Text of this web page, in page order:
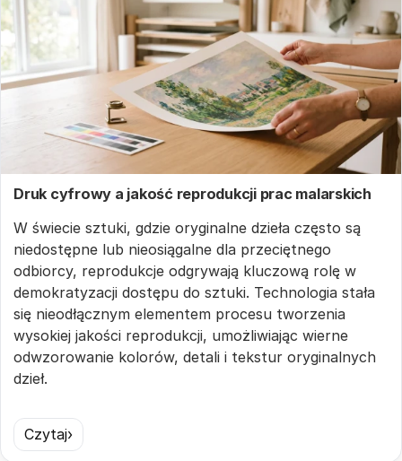
Druk cyfrowy a jakość reprodukcji prac malarskich
W świecie sztuki, gdzie oryginalne dzieła często są
niedostępne lub nieosiągalne dla przeciętnego
odbiorcy, reprodukcje odgrywają kluczową rolę w
demokratyzacji dostępu do sztuki. Technologia stała
się nieodłącznym elementem procesu tworzenia
wysokiej jakości reprodukcji, umożliwiając wierne
odwzorowanie kolorów, detali i tekstur oryginalnych
dzieł.
Czytaj